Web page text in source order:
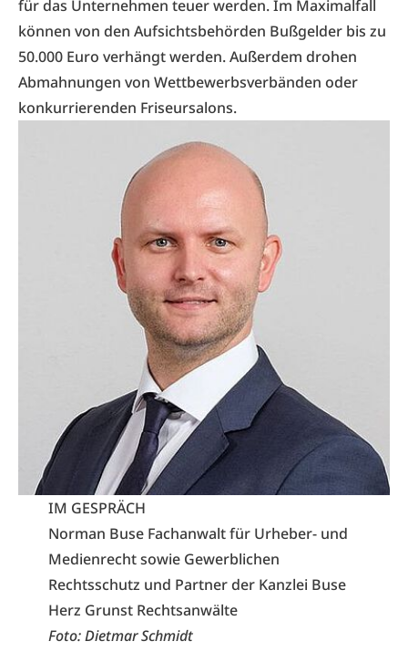
für das Unternehmen teuer werden. Im Maximalfall
können von den Aufsichtsbehörden Bußgelder bis zu
50.000 Euro verhängt werden. Außerdem drohen
Abmahnungen von Wettbewerbsverbänden oder
konkurrierenden Friseursalons.
IM GESPRÄCH
Norman Buse Fachanwalt für Urheber- und
Medienrecht sowie Gewerblichen
Rechtsschutz und Partner der Kanzlei Buse
Herz Grunst Rechtsanwälte
Foto: Dietmar Schmidt